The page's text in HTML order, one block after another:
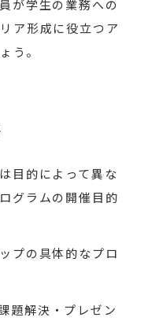
が学生の業務への
ア形成に役立つア
う。
目的によって異な
グラムの開催目的
プの具体的なプロ
題解決・プレゼン